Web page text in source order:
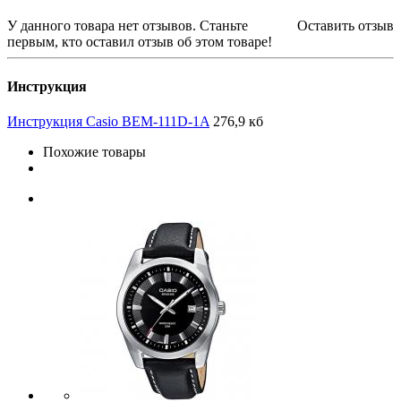
Оставить отзыв
У данного товара нет отзывов. Станьте
первым, кто оставил отзыв об этом товаре!
Инструкция
Инструкция Casio BEM-111D-1A 276,9 кб
Похожие товары